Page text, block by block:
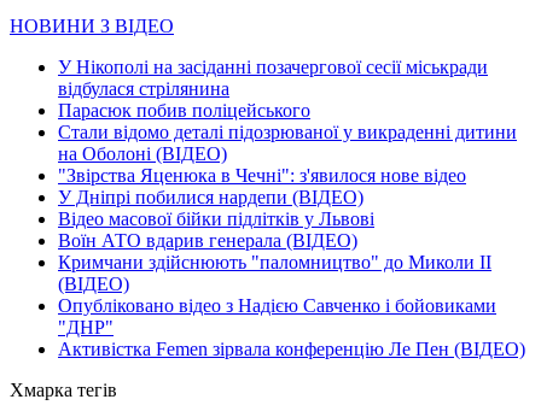
НОВИНИ З ВІДЕО
У Нікополі на засіданні позачергової сесії міськради
відбулася стрілянина
Парасюк побив поліцейського
Стали відомо деталі підозрюваної у викраденні дитини
на Оболоні (ВІДЕО)
"Звірства Яценюка в Чечні": з'явилося нове відео
У Дніпрі побилися нардепи (ВІДЕО)
Відео масової бійки підлітків у Львові
Воїн АТО вдарив генерала (ВІДЕО)
Кримчани здійснюють "паломництво" до Миколи ІІ
(ВІДЕО)
Опубліковано відео з Надією Савченко і бойовиками
"ДНР"
Активістка Femen зірвала конференцію Ле Пен (ВІДЕО)
Хмарка тегів